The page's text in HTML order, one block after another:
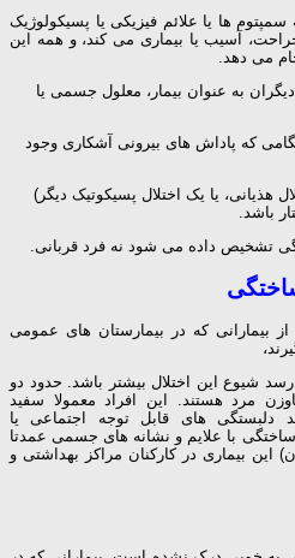
ها یا علائم فیزیکی یا پسیکولوژیک
آسیب یا بیماری می کند، و همه این
می دهد.
به عنوان بیمار، معلول جسمی یا
که پاداش های بیرونی آشکاری وجود
هذیانی، یا یک اختلال پسیکوتیک دیگر)
باشد.
تشخیص داده می شود نه فرد قربانی.
بیمارانی که در بیمارستان های عمومی
شیوع این اختلال بیشتر باشد. حدود دو
مرد هستند. این افراد معمولا سفید
دلبستگی های قابل توجه اجتماعی یا
ساختگی با علایم و نشانه های جسمی عمدتا
نسبت ۳ به ۱ به مردان) این بیماری در کارکنان مراکز بهداشتی و